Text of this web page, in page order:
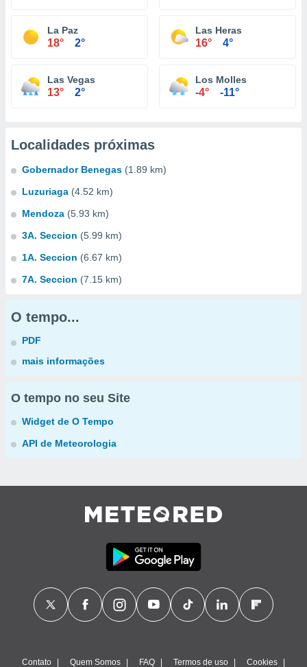
La Paz
18° 2°
Las Heras
16° 4°
Las Vegas
13° 2°
Los Molles
-4° -11°
Localidades próximas
Gobernador Benegas (1.89 km)
Luzuriaga (4.52 km)
Mendoza (5.93 km)
3A. Seccion (5.99 km)
1A. Seccion (6.67 km)
7A. Seccion (7.15 km)
O tempo...
PDF
mais informações
O tempo no seu Site
Widget de O Tempo
API de Meteorologia
Contato Quem Somos FAQ Termos de uso Cookies